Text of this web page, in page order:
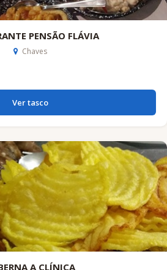
PENSÃO FLÁVIA
Chaves
Ver tasco
A CLÍNICA